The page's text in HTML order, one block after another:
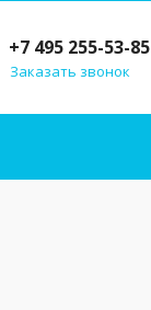
+7 495 255-53-85
Заказать звонок